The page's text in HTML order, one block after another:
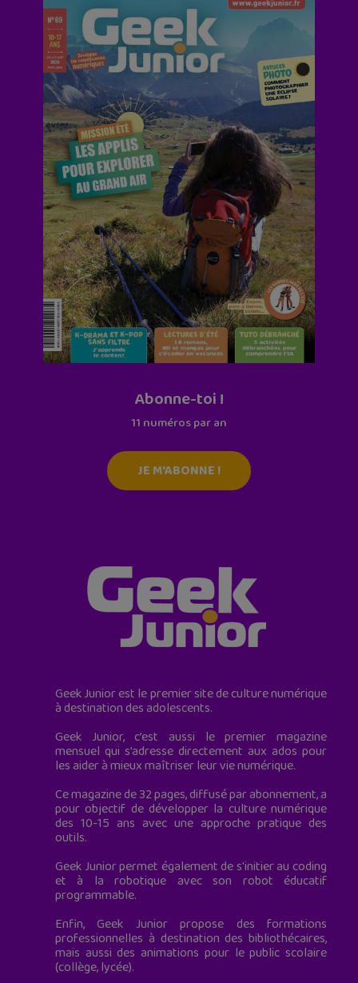
Abonne-toi !
11 numéros par an
JE M'ABONNE !
Geek Junior est le premier site de culture numérique
à destination des adolescents.
Geek Junior, c’est aussi le premier magazine
mensuel qui s’adresse directement aux ados pour
les aider à mieux maîtriser leur vie numérique.
Ce magazine de 32 pages, diffusé par abonnement, a
pour objectif de développer la culture numérique
des 10-15 ans avec une approche pratique des
outils.
Geek Junior permet également de s'initier au coding
et à la robotique avec son robot éducatif
programmable.
Enfin, Geek Junior propose des formations
professionnelles à destination des bibliothécaires,
mais aussi des animations pour le public scolaire
(collège, lycée).